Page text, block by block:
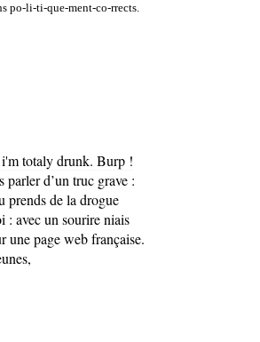
po-li-ti-que-ment-co-rrects.
parler d’un truc grave :
prends de la drogue
: avec un sourire niais
une page web française.